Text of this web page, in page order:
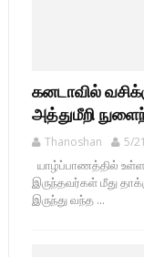
கனடாவில்
அத்துமீறி
Thanoshan 5/
யாழ்ப்பாணத்தில் உள்ள
இருந்தவர்கள் மீது
இருந்து வந்த ...